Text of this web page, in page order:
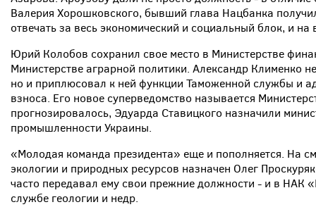
Валерия Хорошковского, бывший глава Нацбанка
отвечать за весь экономический и социальный блок, и
Юрий Колобов сохранил свое место в Министерстве
Министерстве аграрной политики. Александр Клименко
но и приплюсовал к ней функции Таможенной службы и
взноса. Его новое суперведомство называется
прогнозировалось, Эдуарда Ставицкого назначили
промышленности Украины.
«Молодая команда президента» еще и пополняется. На
экологии и природных ресурсов назначен Олег
часто передавал ему свои прежние должности - и в НАК
службе геологии и недр.